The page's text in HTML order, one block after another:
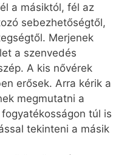
a másiktól, fél az
sebezhetőségtől,
Merjenek
a szenvedés
A kis nővérek
erősek. Arra kérik a
megmutatni a
túl is
tekinteni a másik